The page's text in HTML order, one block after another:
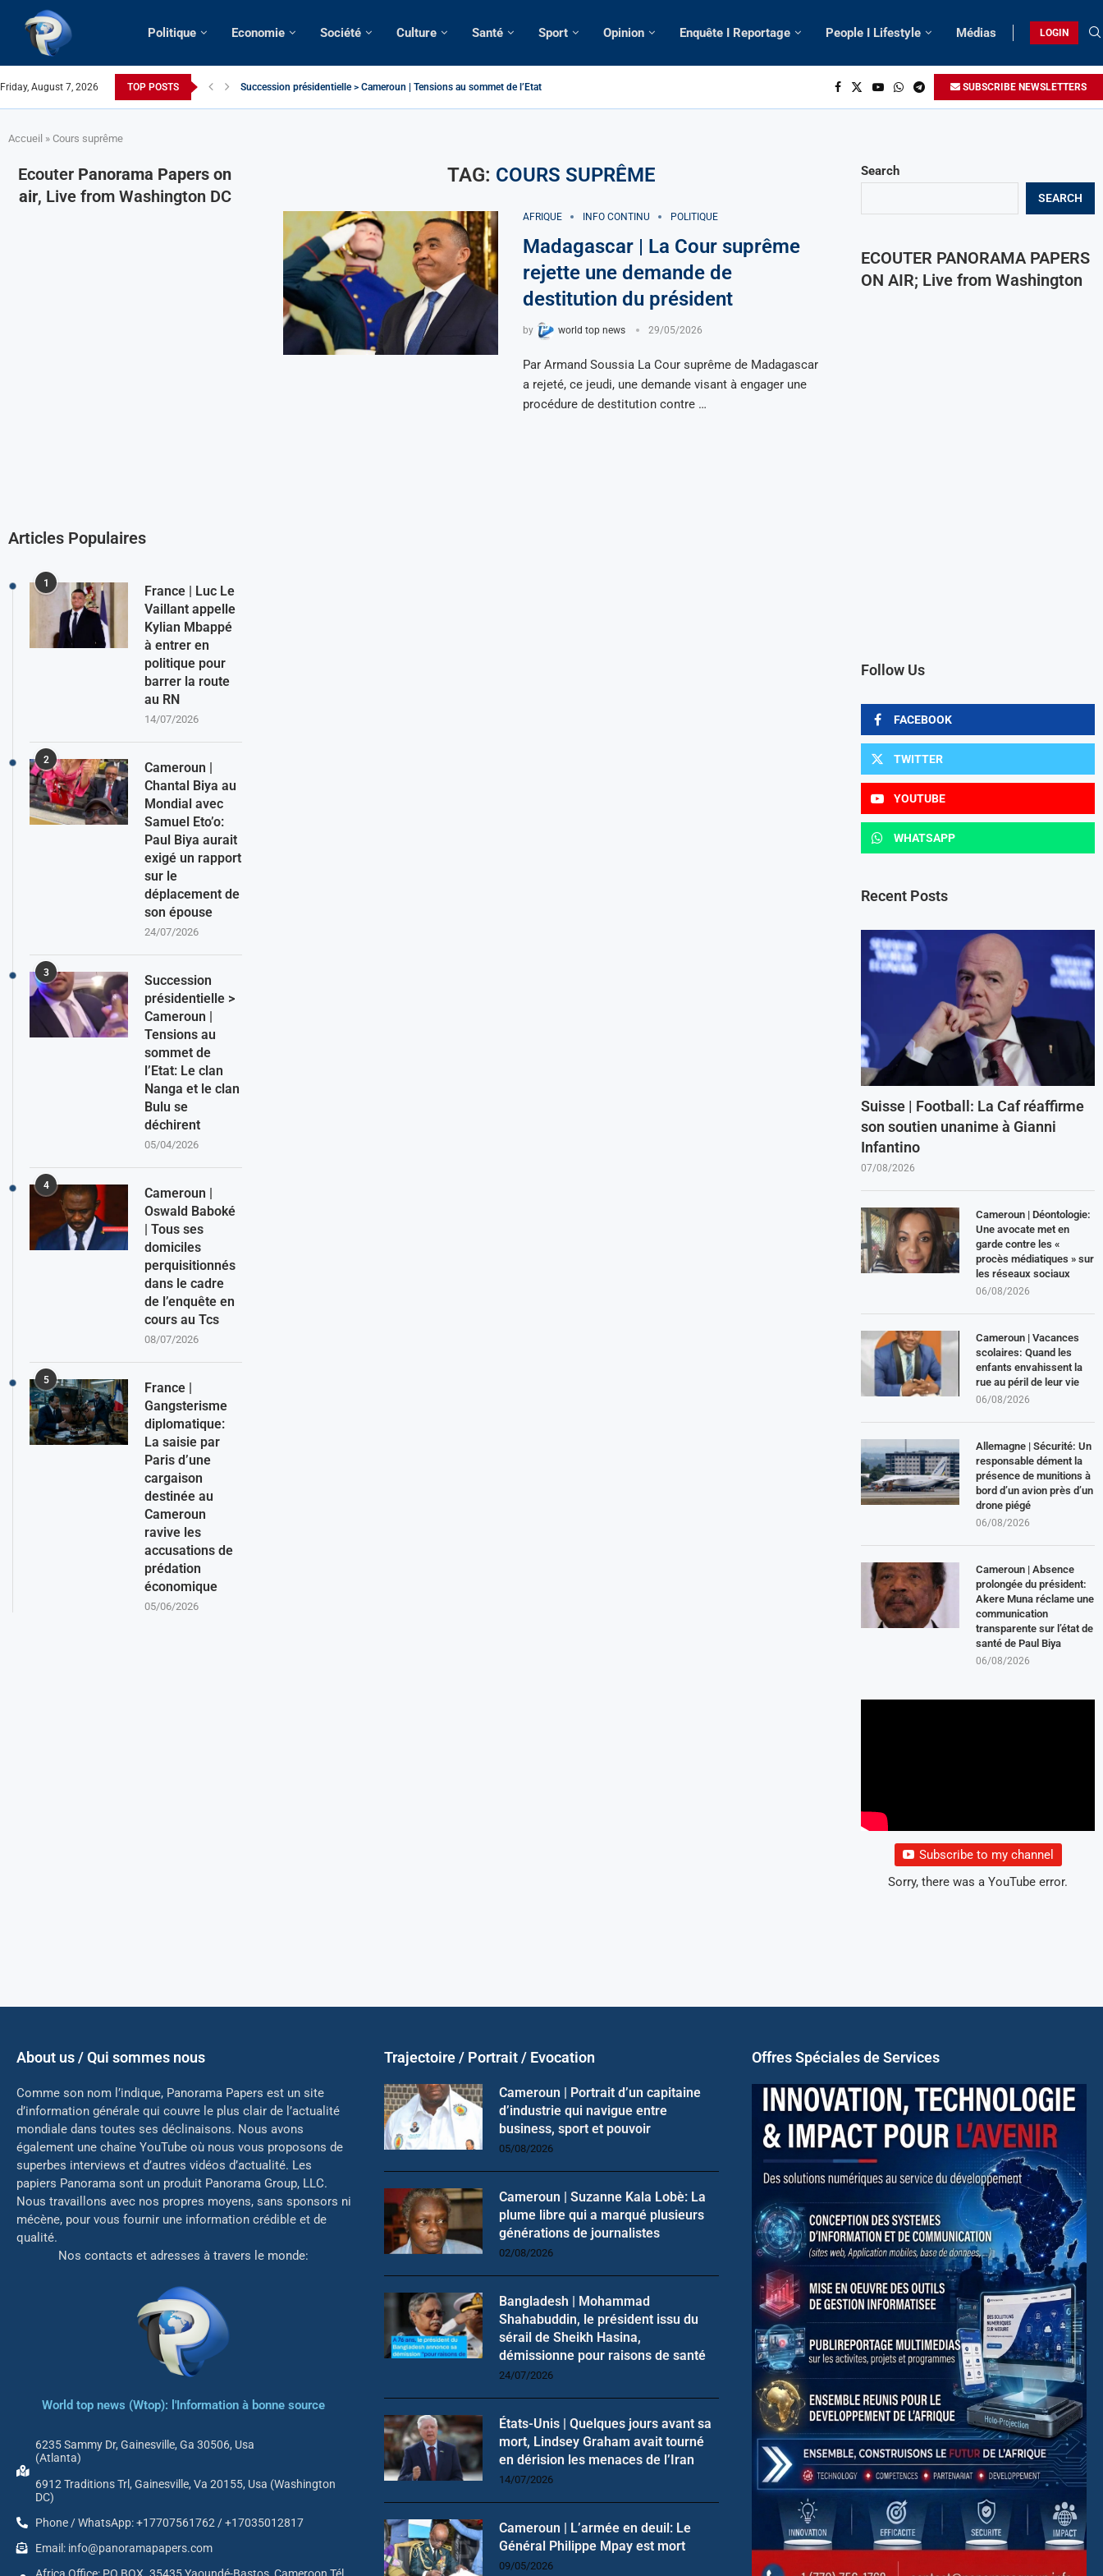
Politique Economie Société Culture Santé Sport Opinion Enquête I Reportage People I Lifestyle Médias LOGIN
Friday, August 7, 2026 TOP POSTS Succession présidentielle > Cameroun | Tensions au sommet de l’Etat: Le... SUBSCRIBE NEWSLETTERS
Accueil » Cours suprême
TAG: COURS SUPRÊME
AFRIQUE INFO CONTINU POLITIQUE
Madagascar | La Cour suprême
rejette une demande de
destitution du président
by world top news 29/05/2026
Par Armand Soussia La Cour suprême de Madagascar
a rejeté, ce jeudi, une demande visant à engager une
procédure de destitution contre …
Search
SEARCH
ECOUTER PANORAMA PAPERS
ON AIR; Live from Washington
Follow Us
FACEBOOK
TWITTER
YOUTUBE
WHATSAPP
Recent Posts
Suisse | Football: La Caf réaffirme
son soutien unanime à Gianni
Infantino
07/08/2026
Cameroun | Déontologie:
Une avocate met en
garde contre les «
procès médiatiques » sur
les réseaux sociaux
06/08/2026
Cameroun | Vacances
scolaires: Quand les
enfants envahissent la
rue au péril de leur vie
06/08/2026
Allemagne | Sécurité: Un
responsable dément la
présence de munitions à
bord d’un avion près d’un
drone piégé
06/08/2026
Cameroun | Absence
prolongée du président:
Akere Muna réclame une
communication
transparente sur l’état de
santé de Paul Biya
06/08/2026
Subscribe to my channel
Sorry, there was a YouTube error.
Ecouter Panorama Papers on
air, Live from Washington DC
Articles Populaires
1
France | Luc Le
Vaillant appelle
Kylian Mbappé
à entrer en
politique pour
barrer la route
au RN
14/07/2026
2
Cameroun |
Chantal Biya au
Mondial avec
Samuel Eto’o:
Paul Biya aurait
exigé un rapport
sur le
déplacement de
son épouse
24/07/2026
3
Succession
présidentielle >
Cameroun |
Tensions au
sommet de
l’Etat: Le clan
Nanga et le clan
Bulu se
déchirent
05/04/2026
4
Cameroun |
Oswald Baboké
| Tous ses
domiciles
perquisitionnés
dans le cadre
de l’enquête en
cours au Tcs
08/07/2026
5
France |
Gangsterisme
diplomatique:
La saisie par
Paris d’une
cargaison
destinée au
Cameroun
ravive les
accusations de
prédation
économique
05/06/2026
About us / Qui sommes nous
Comme son nom l’indique, Panorama Papers est un site
d’information générale qui couvre le plus clair de l’actualité
mondiale dans toutes ses déclinaisons. Nous avons
également une chaîne YouTube où nous vous proposons de
superbes interviews et d’autres vidéos d’actualité. Les
papiers Panorama sont un produit Panorama Group, LLC.
Nous travaillons avec nos propres moyens, sans sponsors ni
mécène, pour vous fournir une information crédible et de
qualité.
Nos contacts et adresses à travers le monde:
World top news (Wtop): l'Information à bonne source
6235 Sammy Dr, Gainesville, Ga 30506, Usa
(Atlanta)
6912 Traditions Trl, Gainesville, Va 20155, Usa (Washington
DC)
Phone / WhatsApp: +17707561762 / +17035012817
Email: info@panoramapapers.com
Trajectoire / Portrait / Evocation
Cameroun | Portrait d’un capitaine
d’industrie qui navigue entre
business, sport et pouvoir
05/08/2026
Cameroun | Suzanne Kala Lobè: La
plume libre qui a marqué plusieurs
générations de journalistes
02/08/2026
Bangladesh | Mohammad
Shahabuddin, le président issu du
sérail de Sheikh Hasina,
démissionne pour raisons de santé
24/07/2026
États-Unis | Quelques jours avant sa
mort, Lindsey Graham avait tourné
en dérision les menaces de l’Iran
14/07/2026
Cameroun | L’armée en deuil: Le
Général Philippe Mpay est mort
09/05/2026
Offres Spéciales de Services